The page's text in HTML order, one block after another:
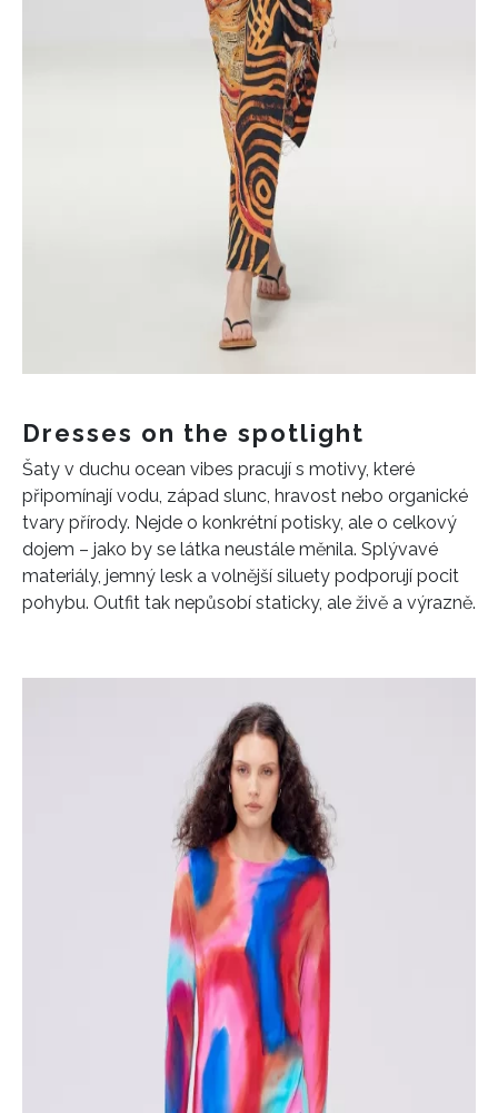
Dresses on the spotlight
Šaty v duchu ocean vibes pracují s motivy, které
připomínají vodu, západ slunc, hravost nebo organické
tvary přírody. Nejde o konkrétní potisky, ale o celkový
dojem – jako by se látka neustále měnila. Splývavé
materiály, jemný lesk a volnější siluety podporují pocit
pohybu. Outfit tak nepůsobí staticky, ale živě a výrazně.